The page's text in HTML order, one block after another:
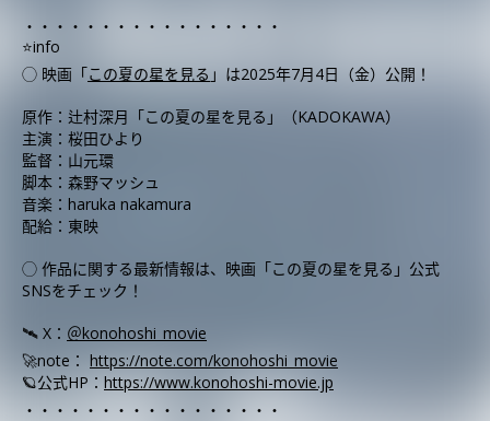
・・・・・・・・・・・・・・・・・
⭐️info
◯ 映画「この夏の星を見る 」は2025年7月4日（金）公開！
原作：辻村深月「この夏の星を見る」（KADOKAWA）
主演：桜田ひより
監督：山元環
脚本：森野マッシュ
音楽：haruka nakamura
配給：東映
◯ 作品に関する最新情報は、映画「この夏の星を見る」公式
SNSをチェック！
🛰️ X： ＠konohoshi_movie
🚀note： https://note.com/konohoshi_movie
🪐公式HP： https://www.konohoshi-movie.jp
・・・・・・・・・・・・・・・・・